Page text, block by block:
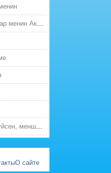
Актауда
менше суй
О сайте